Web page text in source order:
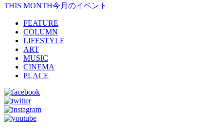
THIS MONTH今月のイベント
FEATURE
COLUMN
LIFESTYLE
ART
MUSIC
CINEMA
PLACE